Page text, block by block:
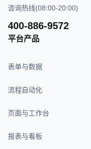
咨询热线(08:00-20:00)
400-886-9572
平台产品
表单与数据
流程自动化
页面与工作台
报表与看板